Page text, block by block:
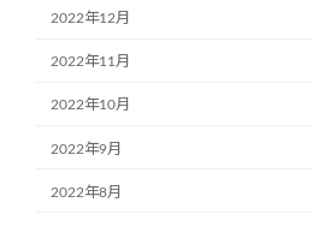
2022年12月
2022年11月
2022年10月
2022年9月
2022年8月